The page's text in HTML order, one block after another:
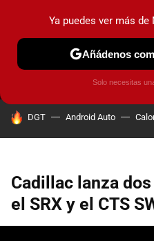
MENÚ
COCHES
HOY SE HABLA DE
DGT Android Auto
Cadillac lanza
el SRX y el CTS
Ya puedes ver más
Añádenos
Solo necesitas